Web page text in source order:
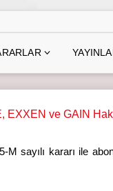
ve GAIN
sayılı kararı ile